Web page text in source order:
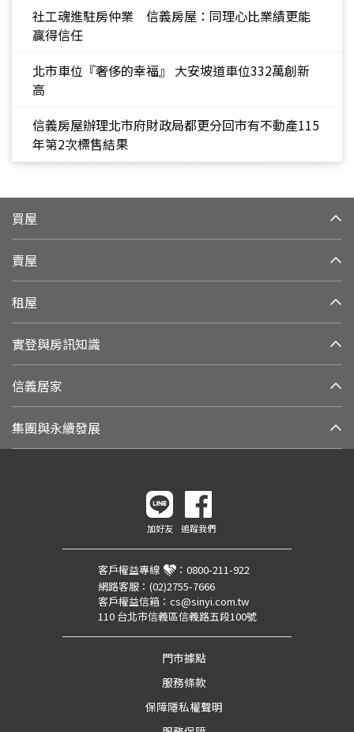
社工魂進駐房仲業 信義房屋：同理心比業績更能
贏得信任
北市車位『奢侈的幸福』 大安坡道車位332萬創新
高
信義房屋辦理北市府財政局都更分回市有不動產115
年第2次標售結果
買屋
賣屋
租屋
實登與房訊知識
信義居家
集團與永續發展
加好友 追蹤我們
客戶權益專線 ： 0800-211-922
網路客服： (02)2755-7666
客戶權益信箱： cs@sinyi.com.tw
110 台北市信義區信義路五段100號
門市據點
服務條款
保障隱私權聲明